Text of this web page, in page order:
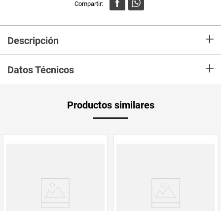
Descripción +
Datos Técnicos +
Producto (kg)
Productos similares